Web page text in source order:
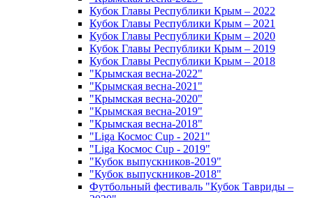
Кубок Главы Республики Крым – 2022
Кубок Главы Республики Крым – 2021
Кубок Главы Республики Крым – 2020
Кубок Главы Республики Крым – 2019
Кубок Главы Республики Крым – 2018
"Крымская весна-2022"
"Крымская весна-2021"
"Крымская весна-2020"
"Крымская весна-2019"
"Крымская весна-2018"
"Liga Космос Cup - 2021"
"Liga Космос Cup - 2019"
"Кубок выпускников-2019"
"Кубок выпускников-2018"
Футбольный фестиваль "Кубок Тавриды –